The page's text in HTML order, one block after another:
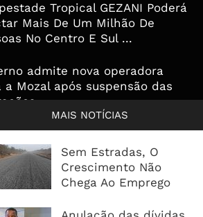
MAIS NOTÍCIAS
Sem Estradas, O
Crescimento Não
Chega Ao Emprego
Tropical GEZANI Poderá
Mais De Um Milhão De
No Centro E Sul ...
admite nova operadora
a Mozal após suspensão das
do Standard Bank pede ao
que “saia do caminho” e
os negócios